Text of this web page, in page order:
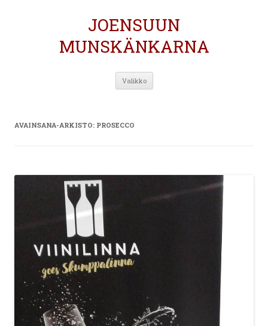
JOENSUUN
MUNSKÄNKARNA
Valikko Siirry
AVAINSANA-ARKISTO: PROSECCO